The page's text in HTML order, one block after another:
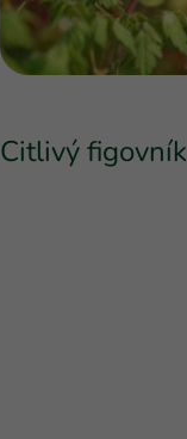
Citlivý figovník